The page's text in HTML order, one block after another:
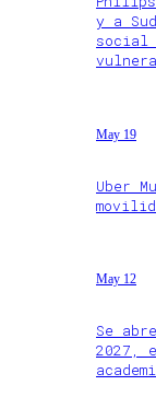
y a
social
May 19
Uber
May 12
Se
2027,